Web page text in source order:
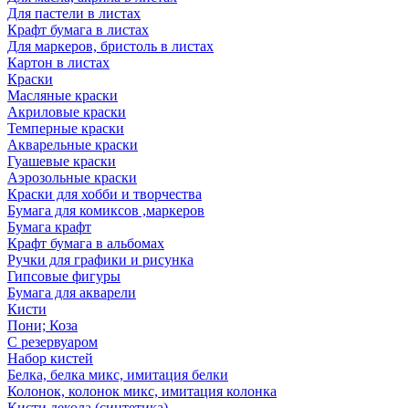
Для пастели в листах
Крафт бумага в листах
Для маркеров, бристоль в листах
Картон в листах
Краски
Масляные краски
Акриловые краски
Темперные краски
Акварельные краски
Гуашевые краски
Аэрозольные краски
Краски для хобби и творчества
Бумага для комиксов ,маркеров
Бумага крафт
Крафт бумага в альбомах
Ручки для графики и рисунка
Гипсовые фигуры
Бумага для акварели
Кисти
Пони; Коза
С резервуаром
Набор кистей
Белка, белка микс, имитация белки
Колонок, колонок микс, имитация колонка